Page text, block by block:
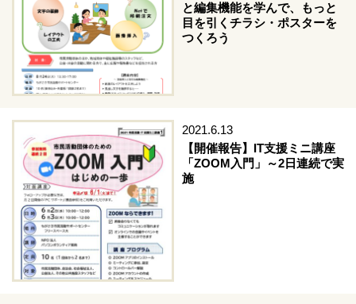
と編集機能を学んで、もっと
目を引くチラシ・ポスターを
つくろう
2021.6.13
【開催報告】IT支援ミニ講座
「ZOOM入門」～2日連続で実
施